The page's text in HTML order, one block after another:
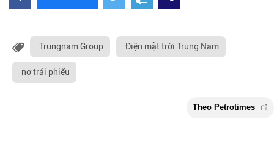
Trungnam Group Điện mặt trời Trung Nam
nợ trái phiếu